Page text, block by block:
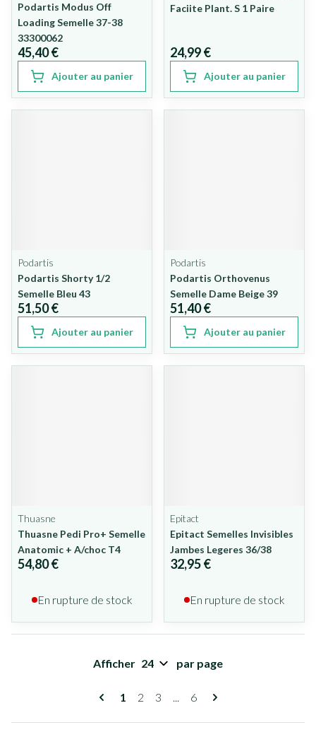
Podartis Modus Off
Loading Semelle 37-38
33300062
45,40 €
Ajouter au panier
Faciite Plant. S 1 Paire
24,99 €
Ajouter au panier
Podartis
Podartis Shorty 1/2
Semelle Bleu 43
51,50 €
Ajouter au panier
Podartis
Podartis Orthovenus
Semelle Dame Beige 39
51,40 €
Ajouter au panier
Thuasne
Thuasne Pedi Pro+ Semelle
Anatomic + A/choc T4
54,80 €
En rupture de stock
Epitact
Epitact Semelles Invisibles
Jambes Legeres 36/38
32,95 €
En rupture de stock
Pages
Vous lisez actuellement la page
1 Page
2 Page
3 ... Page
6
Afficher par page